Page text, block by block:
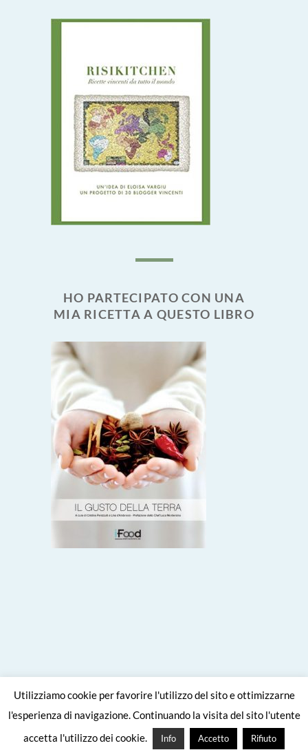
HO PARTECIPATO CON UNA
MIA RICETTA A QUESTO LIBRO
Site crafted with
mangiare
Utilizziamo cookie per favorire l'utilizzo del sito e ottimizzarne
l'esperienza di navigazione. Continuando la visita del sito l'utente
accetta l'utilizzo dei cookie.
Info Accetto Rifiuto